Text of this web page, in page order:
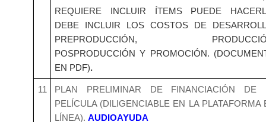
REQUIERE INCLUIR ÍTEMS PUEDE
DEBE INCLUIR LOS COSTOS DE
PREPRODUCCIÓN,
POSPRODUCCIÓN Y PROMOCIÓN.
EN PDF).
11
PLAN PRELIMINAR DE FINANCIACIÓN DE
PELÍCULA (DILIGENCIABLE EN LA PLATAFORMA
LÍNEA). AUDIOAYUDA